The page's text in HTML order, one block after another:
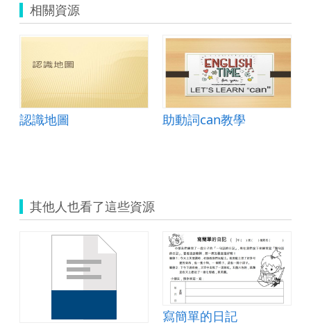
相關資源
認識地圖 助動詞can教學
其他人也看了這些資源
寫簡單的日記